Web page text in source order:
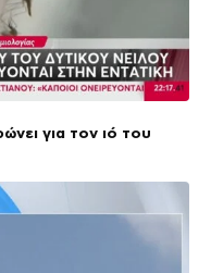
για τον ιό του